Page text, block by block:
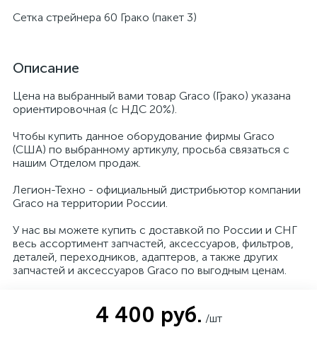
Сетка стрейнера 60 Грако (пакет 3)
Описание
Цена на выбранный вами товар Graco (Грако) указана
ориентировочная (с НДС 20%).
Чтобы купить данное оборудование фирмы Graco
(США) по выбранному артикулу, просьба связаться с
нашим Отделом продаж.
Легион-Техно - официальный дистрибьютор компании
Graco на территории России.
У нас вы можете купить с доставкой по России и СНГ
весь ассортимент запчастей, аксессуаров, фильтров,
деталей, переходников, адаптеров, а также других
запчастей и аксессуаров Graco по выгодным ценам.
4 400 руб. /шт